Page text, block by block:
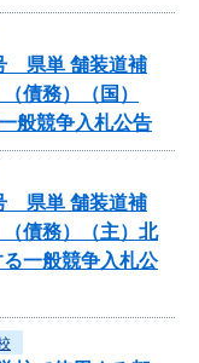
県単 舗装道補
債務）（国）
般競争入札公告
県単 舗装道補
債務）（主）北
一般競争入札公